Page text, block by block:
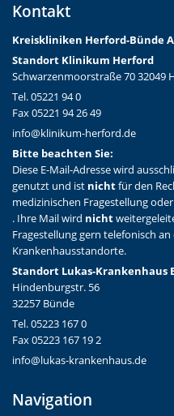
Kontakt
Kreiskliniken Herford-Bünde
Standort Klinikum Herford
Schwarzenmoorstraße 70 32049
Tel. 05221 94 0
Fax 05221 94 26 49
info@klinikum-herford.de
Bitte beachten Sie:
Diese E-Mail-Adresse wird
genutzt und ist nichtfür den
medizinischen Fragestellung
. Ihre Mail wird nicht
Fragestellung gern telefonisch
Krankenhausstandorte.
Standort Lukas-Krankenhaus
Hindenburgstr. 56
32257 Bünde
Tel. 05223 167 0
Fax 05223 167 19 2
info@lukas-krankenhaus.de
Navigation